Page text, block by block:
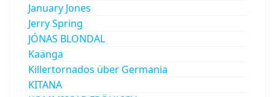
January Jones
Jerry Spring
JÓNAS BLONDAL
Kaänga
Killertornados über Germania
KITANA